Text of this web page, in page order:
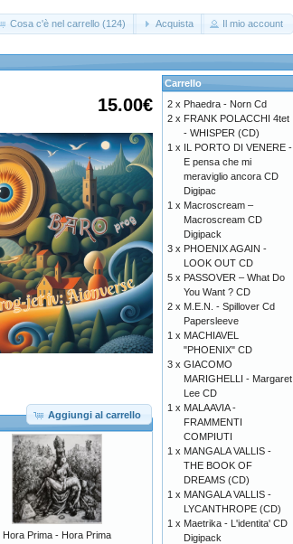
Cosa c'è nel carrello (124) Acquista Il mio account
15.00€
Aggiungi al carrello
Hora Prima - Hora Prima
Carrello
2 x Phaedra - Norn Cd
2 x FRANK POLACCHI 4tet
- WHISPER (CD)
1 x IL PORTO DI VENERE -
E pensa che mi
meraviglio ancora CD
Digipac
1 x Macroscream –
Macroscream CD
Digipack
3 x PHOENIX AGAIN -
LOOK OUT CD
5 x PASSOVER – What Do
You Want ? CD
2 x M.E.N. - Spillover Cd
Papersleeve
1 x MACHIAVEL
"PHOENIX" CD
3 x GIACOMO
MARIGHELLI - Margaret
Lee CD
1 x MALAAVIA -
FRAMMENTI
COMPIUTI
1 x MANGALA VALLIS -
THE BOOK OF
DREAMS (CD)
1 x MANGALA VALLIS -
LYCANTHROPE (CD)
1 x Maetrika - L'identita' CD
Digipack